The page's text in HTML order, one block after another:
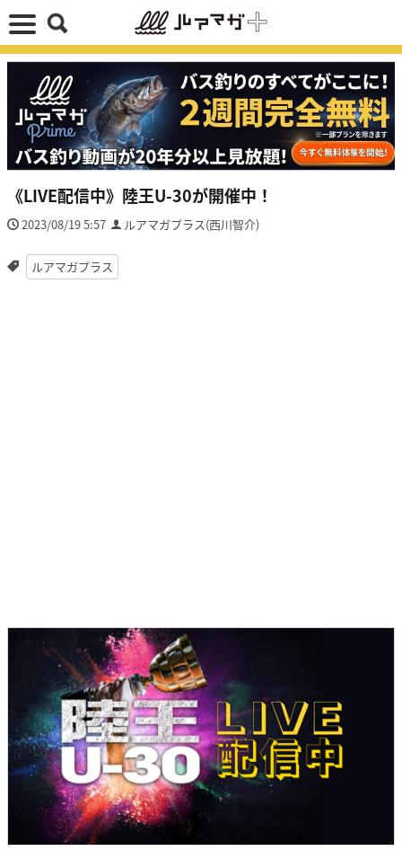
《LIVE配信中》陸王U-30が開催中！
2023/08/19 5:57 ルアマガプラス(西川智介)
ルアマガプラス